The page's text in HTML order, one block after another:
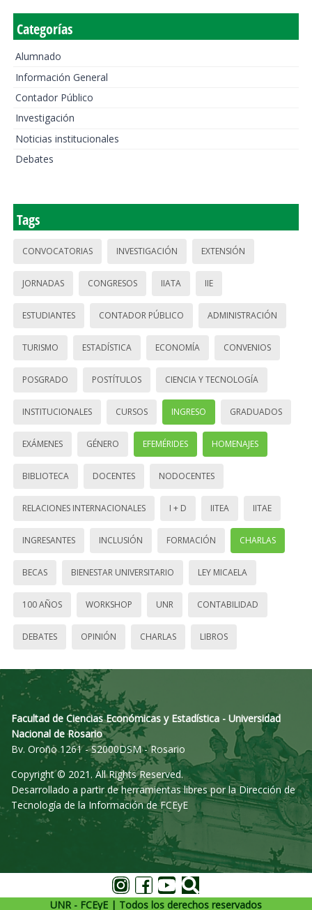
Categorías
Alumnado
Información General
Contador Público
Investigación
Noticias institucionales
Debates
Tags
CONVOCATORIAS INVESTIGACIÓN EXTENSIÓN
JORNADAS CONGRESOS IIATA IIE
ESTUDIANTES CONTADOR PÚBLICO ADMINISTRACIÓN
TURISMO ESTADÍSTICA ECONOMÍA CONVENIOS
POSGRADO POSTÍTULOS CIENCIA Y TECNOLOGÍA
INSTITUCIONALES CURSOS INGRESO GRADUADOS
EXÁMENES GÉNERO EFEMÉRIDES HOMENAJES
BIBLIOTECA DOCENTES NODOCENTES
RELACIONES INTERNACIONALES I + D IITEA IITAE
INGRESANTES INCLUSIÓN FORMACIÓN CHARLAS
BECAS BIENESTAR UNIVERSITARIO LEY MICAELA
100 AÑOS WORKSHOP UNR CONTABILIDAD
DEBATES OPINIÓN CHARLAS LIBROS
Facultad de Ciencias Económicas y Estadística - Universidad
Nacional de Rosario
Bv. Oroño 1261 - S2000DSM - Rosario
Copyright © 2021. All Rights Reserved.
Desarrollado a partir de herramientas libres por la Dirección de
Tecnología de la Información de FCEyE
UNR - FCEyE | Todos los derechos reservados